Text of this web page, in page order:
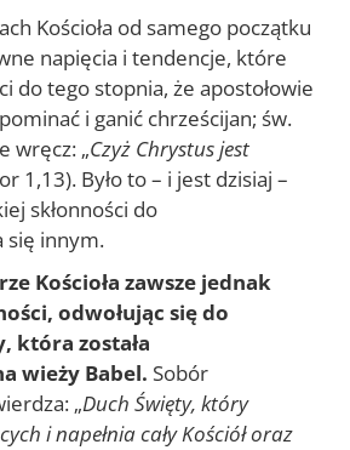
Kościoła od samego początku
napięcia i tendencje, które
do tego stopnia, że apostołowie
i ganić chrześcijan; św.
wręcz: „Czyż Chrystus jest
1,13). Było to – i jest dzisiaj –
skłonności do
się innym.
Kościoła zawsze jednak
odwołując się do
która została
wieży Babel. Sobór
„Duch Święty, który
i napełnia cały Kościół oraz